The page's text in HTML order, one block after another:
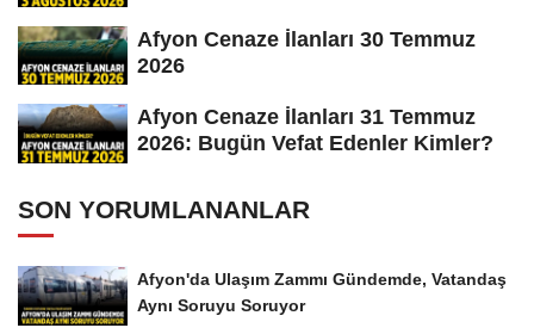
Afyon Cenaze İlanları 30 Temmuz
2026
Afyon Cenaze İlanları 31 Temmuz
2026: Bugün Vefat Edenler Kimler?
SON YORUMLANANLAR
Afyon'da Ulaşım Zammı Gündemde, Vatandaş
Aynı Soruyu Soruyor